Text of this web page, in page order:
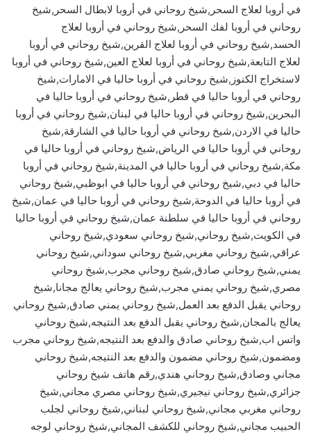
في أروبا لعلاج السحر,شيخ روحاني في أروبا لابطال السحر,شيخ
روحاني في أروبا لفك السحر,شيخ روحاني في أروبا لعلاج
الحسد,شيخ روحاني في أروبا لعلاج القرين,شيخ روحاني في أروبا
لعلاج التابعة,شيخ روحاني في أروبا لعلاج العين,شيخ روحاني في أروبا
لاستخراج الكنوز,شيخ روحاني في أروبا حاليا في الامارات,شيخ
روحاني في أروبا حاليا في قطر,شيخ روحاني في أروبا حاليا في
البحرين,شيخ روحاني في أروبا حاليا في لبنان,شيخ روحاني في أروبا
حاليا في الاردن,شيخ روحاني في أروبا حاليا في الشارقة,شيخ
روحاني في أروبا حاليا في الرياض,شيخ روحاني في أروبا حاليا في
مكة,شيخ روحاني في أروبا حاليا في المدينة,شيخ روحاني في أروبا
حاليا في دبي,شيخ روحاني في أروبا حاليا في ابوظبي,شيخ روحاني
في أروبا حاليا في الدوحة,شيخ روحاني في أروبا حاليا في عمان,شيخ
روحاني في أروبا حاليا في سلطنة عمان,شيخ روحاني في أروبا حاليا
في الكويت,شيخ روحاني,شيخ روحاني سعودي,شيخ روحاني
عراقي,شيخ روحاني مغربي,شيخ روحاني سوداني,شيخ روحاني
يمني,شيخ روحاني صادق,شيخ روحاني مجرب,شيخ روحاني
مصري,شيخ روحاني يمني مجرب,شيخ روحاني يعالج مجانا,شيخ
روحاني يقبل الدفع بعد العمل,شيخ روحاني يمني صادق,شيخ روحاني
يعالج بالمجان,شيخ روحاني يقبل الدفع بعد النتيجه,شيخ روحاني
واتس اب,شيخ روحاني صادق والدفع بعد النتيجه,شيخ روحاني مجرب
ومضمون,شيخ روحاني مضمون والدفع بعد النتيجه,شيخ روحاني
مجاني وصادق,شيخ روحاني هندي,رقم هاتف شيخ روحاني
جزائري,شيخ روحاني نيجيري,شيخ روحاني مصري مجاني,شيخ
روحاني مغربي مجاني,شيخ روحاني لبناني,شيخ روحاني لجلب
الحبيب مجاني,شيخ روحاني للكشف المجاني,شيخ روحاني لوجه